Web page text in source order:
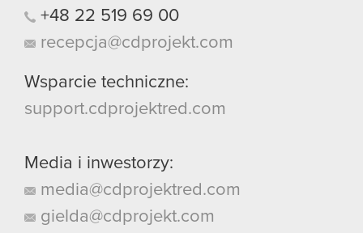
+48 22 519 69 00
recepcja@cdprojekt.com
Wsparcie techniczne:
support.cdprojektred.com
Media i inwestorzy:
media@cdprojektred.com
gielda@cdprojekt.com